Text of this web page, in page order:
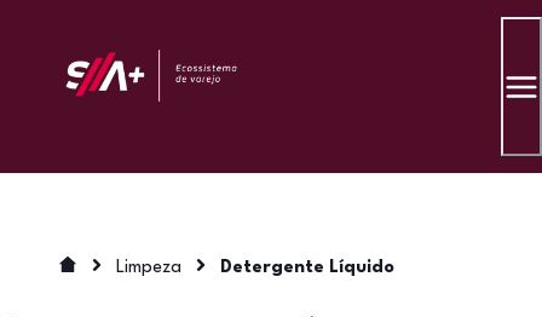
Limpeza Detergente Líquido